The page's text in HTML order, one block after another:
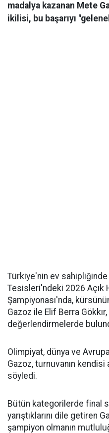
madalya kazanan Mete
ikilisi, bu başarıyı
Türkiye'nin ev sahipliğinde
Tesisleri'ndeki 2026 Açık
Şampiyonası'nda,
Gazoz ile Elif Berra
değerlendirmelerde
Olimpiyat, dünya ve
Gazoz, turnuvanın kendisi
söyledi.
Bütün kategorilerde final
yarıştıklarını dile getiren
şampiyon olmanın